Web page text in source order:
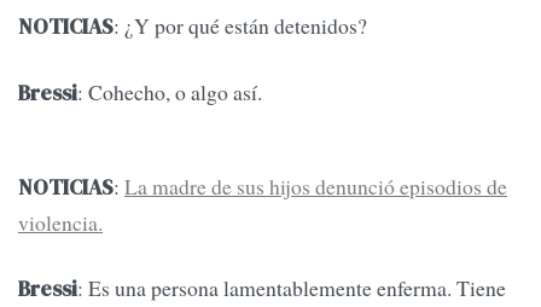
NOTICIAS: ¿Y por qué están detenidos?
Bressi: Cohecho, o algo así.
NOTICIAS: La madre de sus hijos denunció episodios de
violencia.
Bressi: Es una persona lamentablemente enferma. Tiene